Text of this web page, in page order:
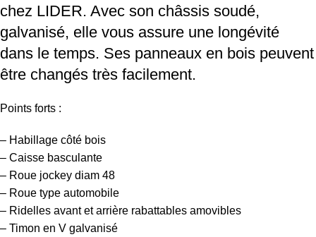
chez LIDER. Avec son châssis soudé,
galvanisé, elle vous assure une longévité
dans le temps. Ses panneaux en bois peuvent
être changés très facilement.
Points forts :
– Habillage côté bois
– Caisse basculante
– Roue jockey diam 48
– Roue type automobile
– Ridelles avant et arrière rabattables amovibles
– Timon en V galvanisé